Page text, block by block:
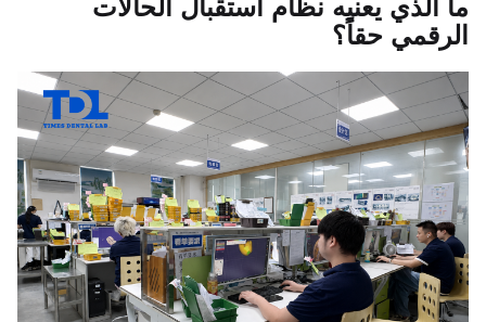
ما الذي يعنيه نظام استقبال الحالات
الرقمي حقاً؟